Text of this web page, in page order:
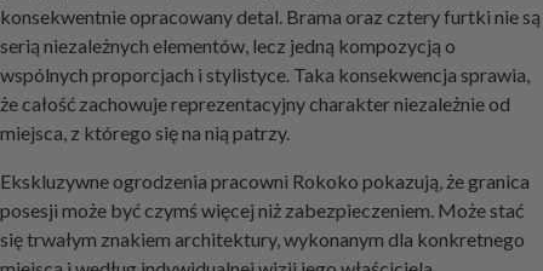
konsekwentnie opracowany detal. Brama oraz cztery furtki nie są
serią niezależnych elementów, lecz jedną kompozycją o
wspólnych proporcjach i stylistyce. Taka konsekwencja sprawia,
że całość zachowuje reprezentacyjny charakter niezależnie od
miejsca, z którego się na nią patrzy.
Ekskluzywne ogrodzenia pracowni Rokoko pokazują, że granica
posesji może być czymś więcej niż zabezpieczeniem. Może stać
się trwałym znakiem architektury, wykonanym dla konkretnego